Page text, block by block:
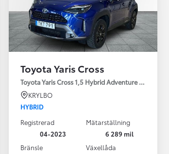
Vi har Sveriges mest nöjda
Toyota Yaris Cross
Toyota Yaris Cross 1,5 Hybrid Adventure Drag V-
KRYLBO
HYBRID
Registrerad
04-2023
Mätarställning
6 289 mil
Bränsle
Växellåda